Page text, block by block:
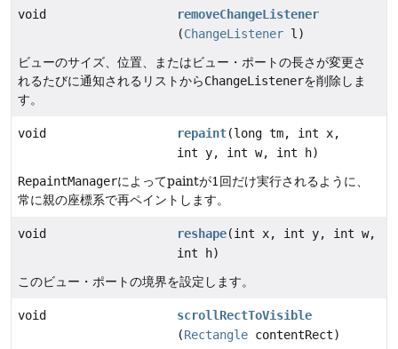
void
removeChangeListener
(ChangeListener l)
ビューのサイズ、位置、またはビュー・ポートの長さが変更さ
れるたびに通知されるリストからChangeListenerを削除しま
す。
void repaint(long tm, int x,
int y, int w, int h)
RepaintManagerによってpaintが1回だけ実行されるように、
常に親の座標系で再ペイントします。
void reshape(int x, int y, int w,
int h)
このビュー・ポートの境界を設定します。
void
scrollRectToVisible
(Rectangle contentRect)